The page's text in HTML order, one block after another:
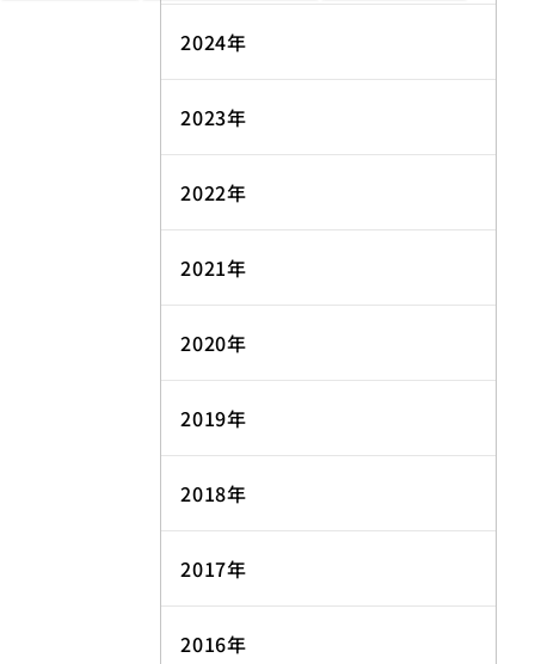
2024年
2023年
2022年
2021年
2020年
2019年
2018年
2017年
2016年